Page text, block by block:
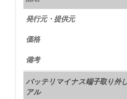
発行元・提供元
価格
備考
バッテリマイナス端子取り外
アル